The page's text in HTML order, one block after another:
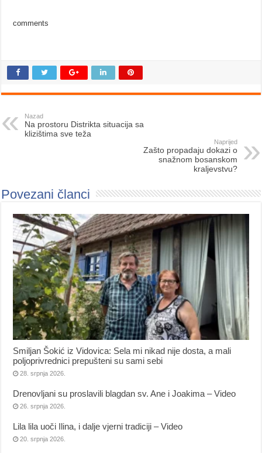
comments
Nazad
Na prostoru Distrikta situacija sa
klizištima sve teža
Naprijed
Zašto propadaju dokazi o
snažnom bosanskom
kraljevstvu?
Povezani članci
Smiljan Šokić iz Vidovica: Sela mi nikad nije dosta, a mali
poljoprivrednici prepušteni su sami sebi
28. srpnja 2026.
Drenovljani su proslavili blagdan sv. Ane i Joakima – Video
26. srpnja 2026.
Lila lila uoči Ilina, i dalje vjerni tradiciji – Video
20. srpnja 2026.